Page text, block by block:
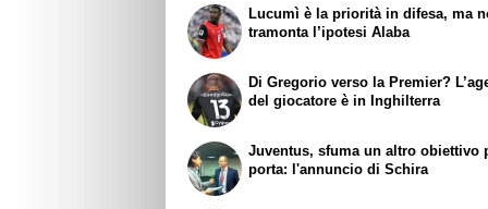
Lucumì è la priorità in difesa, ma
tramonta l’ipotesi Alaba
Di Gregorio verso la Premier?
del giocatore è in Inghilterra
Juventus, sfuma un altro obiettivo
porta: l'annuncio di Schira